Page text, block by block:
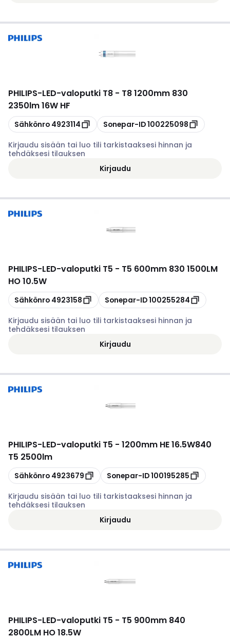
PHILIPS-LED-valoputki T8 - T8 1200mm 830
2350lm 16W HF
Kopioi
Sähkönro 4923114 Kopioi
Sonepar-ID100225098
Kirjaudu sisään tai luo tili tarkistaaksesi hinnan ja
tehdäksesi tilauksen
Kirjaudu
PHILIPS-LED-valoputki T5 - T5 600mm 830 1500LM
HO 10.5W
Kopioi
Sähkönro 4923158 Kopioi
Sonepar-ID100255284
Kirjaudu sisään tai luo tili tarkistaaksesi hinnan ja
tehdäksesi tilauksen
Kirjaudu
PHILIPS-LED-valoputki T5 - 1200mm HE 16.5W840
T5 2500lm
Kopioi
Sähkönro 4923679 Kopioi
Sonepar-ID100195285
Kirjaudu sisään tai luo tili tarkistaaksesi hinnan ja
tehdäksesi tilauksen
Kirjaudu
PHILIPS-LED-valoputki T5 - T5 900mm 840
2800LM HO 18.5W